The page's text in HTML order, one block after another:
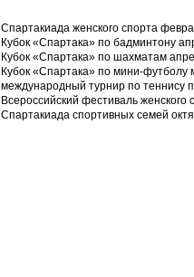
Спартакиада женского спорта
Кубок «Спартака» по бадминтону
Кубок «Спартака» по шахматам
Кубок «Спартака» по мини-футболу
международный турнир по теннису
Всероссийский фестиваль
Спартакиада спортивных семей